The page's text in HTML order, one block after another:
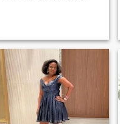
dedicated, diligent, faithful,
intelligent and wise;